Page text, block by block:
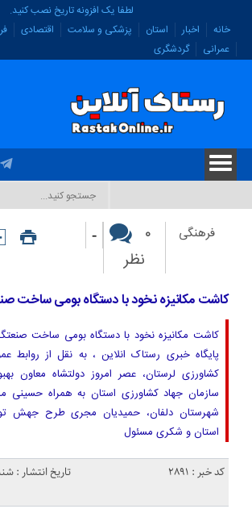
لطفا یک افزونه تاریخ نصب کنید.
خانه
اخبار استان پزشکی و سلامت اقتصادی
عمرانی
گردشگری
فرهنگی
۰
نظر
-
کاشت مکانیزه نخود با دستگاه بومی ساخت
کاشت مکانیزه نخود با دستگاه بومی ساخت
پایگاه خبری رستاک انلاین ، به نقل از روابط
کشاورزی لرستان، عصر امروز دولتشاه معاون
سازمان جهاد کشاورزی استان به همراه حسینی
شهرستان دلفان، حمیدیان مجری طرح جهش
استان و شکری مسئول
کد خبر : 2891